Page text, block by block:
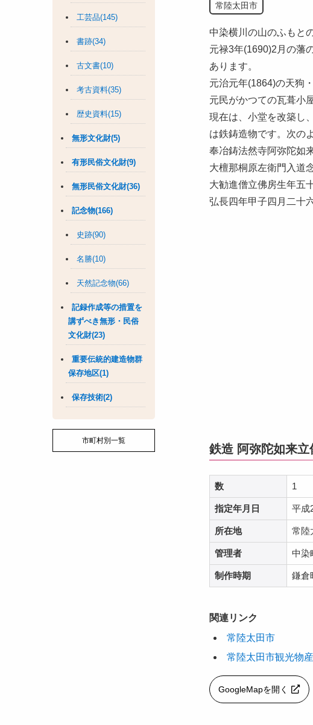
工芸品(145)
書跡(34)
古文書(10)
考古資料(35)
歴史資料(15)
無形文化財(5)
有形民俗文化財(9)
無形民俗文化財(36)
記念物(166)
史跡(90)
名勝(10)
天然記念物(66)
記録作成等の措置を
講ずべき無形・民俗
文化財(23)
重要伝統的建造物群
保存地区(1)
保存技術(2)
市町村別一覧
常陸太田市
中染横川の山のふもと
元禄3年(1690)2月の藩
あります。
元治元年(1864)の天狗
元民がかつての瓦葺小
現在は、小堂を改築し
は鉄鋳造物です。次の
奉冶鋳法然寺阿弥陀如
大檀那桐原左衛門入道
大勧進僧立佛房生年五
弘長四年甲子四月二十
鉄造 阿弥陀如来立
数 1
指定年月日 平成
所在地 常陸
管理者 中染
制作時期 鎌倉
関連リンク
常陸太田市
常陸太田市観光物
GoogleMapを開く